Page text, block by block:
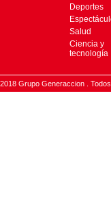
Deportes
Salud
Ciencia y
tecnología
2018 Grupo Generaccion .